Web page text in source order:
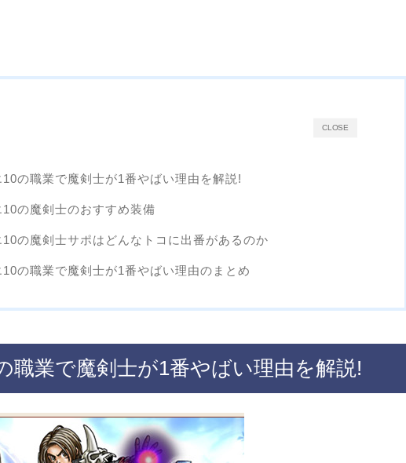
CLOSE
の職業で魔剣士が1番やばい理由を解説!
の魔剣士のおすすめ装備
の魔剣士サポはどんなトコに出番があるのか
の職業で魔剣士が1番やばい理由のまとめ
職業で魔剣士が1番やばい理由を解説!